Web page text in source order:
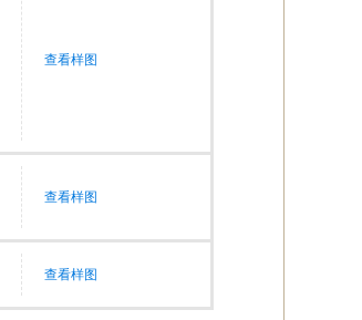
查看样图
查看样图
查看样图